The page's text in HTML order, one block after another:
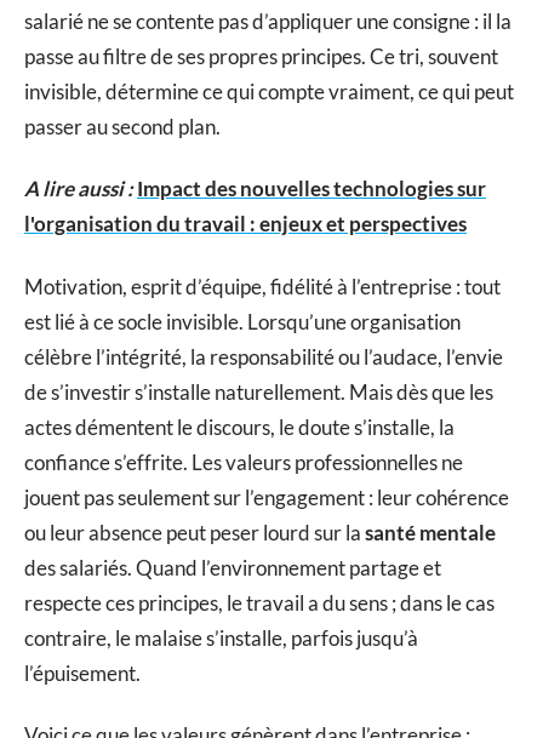
salarié ne se contente pas d’appliquer une consigne : il la
passe au filtre de ses propres principes. Ce tri, souvent
invisible, détermine ce qui compte vraiment, ce qui peut
passer au second plan.
A lire aussi :Impact des nouvelles technologies sur
l'organisation du travail : enjeux et perspectives
Motivation, esprit d’équipe, fidélité à l’entreprise : tout
est lié à ce socle invisible. Lorsqu’une organisation
célèbre l’intégrité, la responsabilité ou l’audace, l’envie
de s’investir s’installe naturellement. Mais dès que les
actes démentent le discours, le doute s’installe, la
confiance s’effrite. Les valeurs professionnelles ne
jouent pas seulement sur l’engagement : leur cohérence
ou leur absence peut peser lourd sur lasanté mentale
des salariés. Quand l’environnement partage et
respecte ces principes, le travail a du sens ; dans le cas
contraire, le malaise s’installe, parfois jusqu’à
l’épuisement.